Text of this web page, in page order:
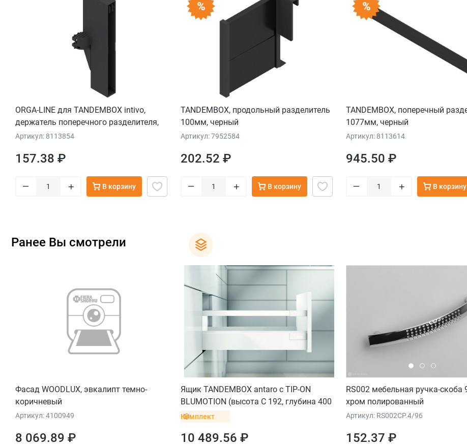
ORGA-LINE для TANDEMBOX intivo,
держатель поперечного разделителя,
черный
Артикул: 8113854
157.38 ₽
– + В корзину
TANDEMBOX, продольный разделитель
100мм, черный
Артикул: 7952584
202.52 ₽
– + В корзину
TANDEMBOX, поперечный
1077мм, черный
Артикул: 8113614
945.50 ₽
– + В корзину
Ранее Вы смотрели
Фасад WOODLUX, эвкалипт темно-
коричневый
Артикул: 4100949
8 069.89 ₽
Ящик TANDEMBOX antaro с TIP-ON
BLUMOTION (высота С 192, глубина 400
мм, вес ящика до 20 кг), крепление под
Комплект
10 489.56 ₽
RS002 мебельная ручка-скоба
хром полированный
Артикул: RS002CP.4/96
152.37 ₽